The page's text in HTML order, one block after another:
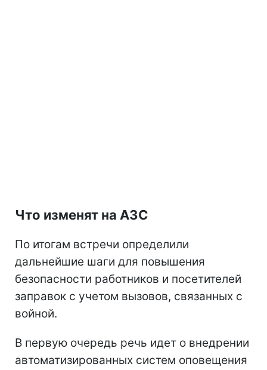
Что изменят на АЗС
По итогам встречи определили
дальнейшие шаги для повышения
безопасности работников и посетителей
заправок с учетом вызовов, связанных с
войной.
В первую очередь речь идет о внедрении
автоматизированных систем оповещения